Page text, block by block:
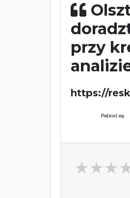
przy
https://
Podziel się: